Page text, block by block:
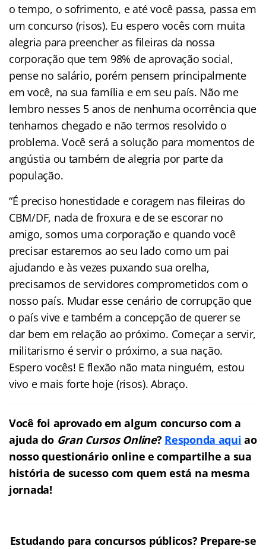
o tempo, o sofrimento, e até você passa, passa em
um concurso (risos). Eu espero vocês com muita
alegria para preencher as fileiras da nossa
corporação que tem 98% de aprovação social,
pense no salário, porém pensem principalmente
em você, na sua família e em seu país. Não me
lembro nesses 5 anos de nenhuma ocorrência que
tenhamos chegado e não termos resolvido o
problema. Você será a solução para momentos de
angústia ou também de alegria por parte da
população.
“É preciso honestidade e coragem nas fileiras do
CBM/DF, nada de froxura e de se escorar no
amigo, somos uma corporação e quando você
precisar estaremos ao seu lado como um pai
ajudando e às vezes puxando sua orelha,
precisamos de servidores comprometidos com o
nosso país. Mudar esse cenário de corrupção que
o país vive e também a concepção de querer se
dar bem em relação ao próximo. Começar a servir,
militarismo é servir o próximo, a sua nação.
Espero vocês! E flexão não mata ninguém, estou
vivo e mais forte hoje (risos). Abraço.
Você foi aprovado em algum concurso com a
ajuda do Gran Cursos Online? Responda aqui ao
nosso questionário online e compartilhe a sua
história de sucesso com quem está na mesma
jornada!
Estudando para concursos públicos? Prepare-se